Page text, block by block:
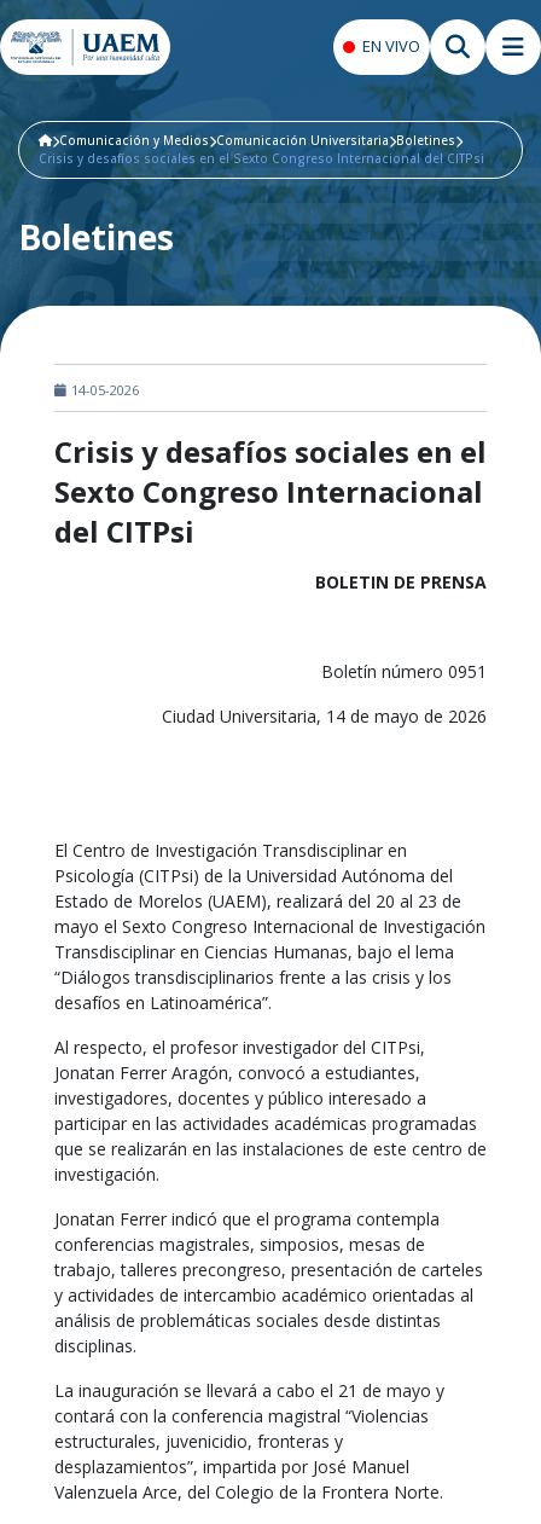
EN VIVO
Comunicación y Medios Comunicación Universitaria Boletines
Crisis y desafíos sociales en el Sexto Congreso Internacional del CITPsi
Boletines
14-05-2026
Crisis y desafíos sociales en el
Sexto Congreso Internacional
del CITPsi
BOLETIN DE PRENSA
Boletín número 0951
Ciudad Universitaria, 14 de mayo de 2026
El Centro de Investigación Transdisciplinar en
Psicología (CITPsi) de la Universidad Autónoma del
Estado de Morelos (UAEM), realizará del 20 al 23 de
mayo el Sexto Congreso Internacional de Investigación
Transdisciplinar en Ciencias Humanas, bajo el lema
“Diálogos transdisciplinarios frente a las crisis y los
desafíos en Latinoamérica”.
Al respecto, el profesor investigador del CITPsi,
Jonatan Ferrer Aragón, convocó a estudiantes,
investigadores, docentes y público interesado a
participar en las actividades académicas programadas
que se realizarán en las instalaciones de este centro de
investigación.
Jonatan Ferrer indicó que el programa contempla
conferencias magistrales, simposios, mesas de
trabajo, talleres precongreso, presentación de carteles
y actividades de intercambio académico orientadas al
análisis de problemáticas sociales desde distintas
disciplinas.
La inauguración se llevará a cabo el 21 de mayo y
contará con la conferencia magistral “Violencias
estructurales, juvenicidio, fronteras y
desplazamientos”, impartida por José Manuel
Valenzuela Arce, del Colegio de la Frontera Norte.